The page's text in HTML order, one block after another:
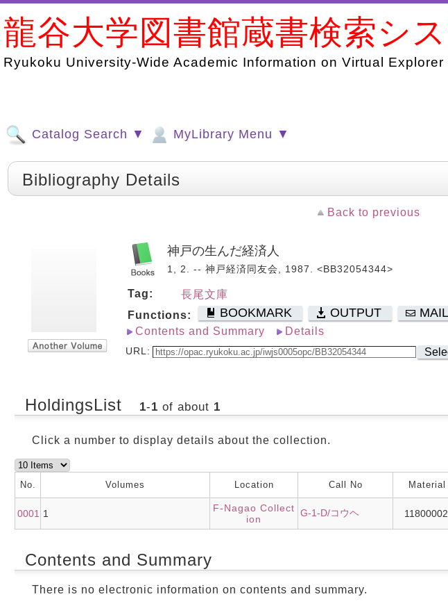
龍谷大学図書館蔵書検索シ
Ryukoku University-Wide Academic Information on Virtual Explorer
Catalog Search ▼ MyLibrary Menu ▼
Bibliography Details
Back to previous
神戸の生んだ経済人
1, 2. -- 神戸経済同友会, 1987. <BB32054344>
Tag: 長尾文庫
Functions: BOOKMARK OUTPUT MAIL
Contents and Summary Details
URL:
HoldingsList 1-1 of about 1
Click a number to display details about the collection.
No. Volumes Location Call No Material
0001 1
F-Nagao Collect
ion
G-1-D/コウヘ
Contents and Summary
There is no electronic information on contents and summary.